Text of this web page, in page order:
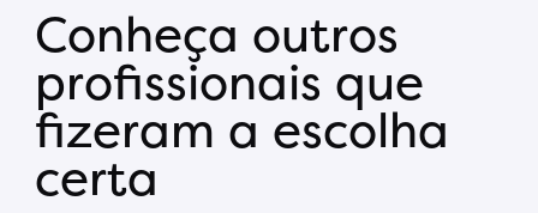
Conheça outros
profissionais que
fizeram a escolha
certa